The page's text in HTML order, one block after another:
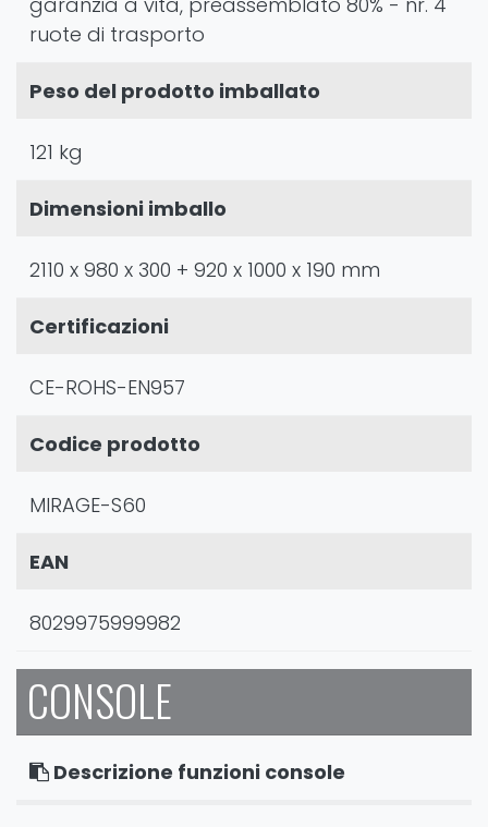
ruote di trasporto
Peso del prodotto imballato
121 kg
Dimensioni imballo
2110 x 980 x 300 + 920 x 1000 x 190 mm
Certificazioni
CE-ROHS-EN957
Codice prodotto
MIRAGE-S60
EAN
8029975999982
CONSOLE
Descrizione funzioni console